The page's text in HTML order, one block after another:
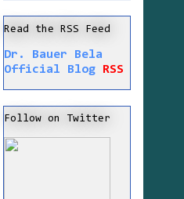
Read the RSS Feed
Dr. Bauer Bela
Official Blog
RSS
Follow on Twitter